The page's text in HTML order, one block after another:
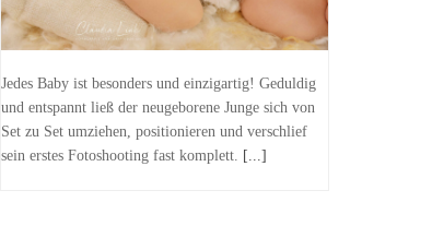
Jedes Baby ist besonders und einzigartig! Geduldig
und entspannt ließ der neugeborene Junge sich von
Set zu Set umziehen, positionieren und verschlief
sein erstes Fotoshooting fast komplett. [...]